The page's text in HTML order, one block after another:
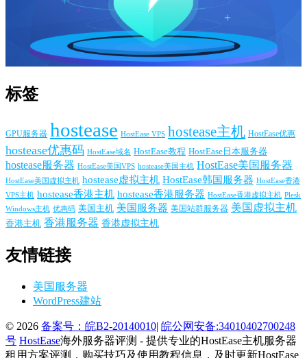
标签
GPU服务器 hostease HostEase VPS hostease主机 HostEase优惠
hostease优惠码 HostEase域名 HostEase教程 HostEase日本服务器
hostease服务器 HostEase美国VPS hostease美国主机 HostEase美国服务器
HostEase美国虚拟主机 hostease虚拟主机 HostEase韩国服务器 HostEase香港
VPS主机 hostease香港主机 hostease香港服务器 HostEase香港虚拟主机 Plesk
Windows主机 优惠码 美国主机 美国服务器 美国站群服务器 美国虚拟主机
香港主机 香港服务器 香港虚拟主机
友情链接
美国服务器
WordPress建站
© 2026 备案号：皖B2-20140010| 皖公网安备:34010402700248
号 HostEase海外服务器评测 - 提供专业的HostEase主机服务器
租用方案评测，购买技巧及使用教程信息，及时更新HostEase